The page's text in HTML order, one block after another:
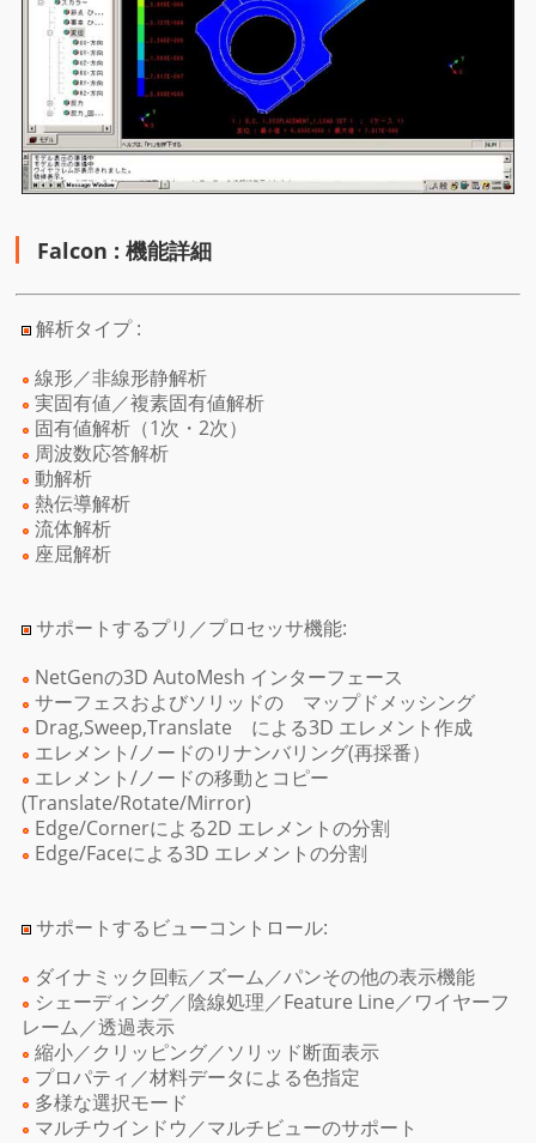
Falcon : 機能詳細
解析タイプ :
線形／非線形静解析
実固有値／複素固有値解析
固有値解析（1次・2次）
周波数応答解析
動解析
熱伝導解析
流体解析
座屈解析
サポートするプリ／プロセッサ機能:
NetGenの3D AutoMesh インターフェース
サーフェスおよびソリッドの マップドメッシング
Drag,Sweep,Translate による3D エレメント作成
エレメント/ノードのリナンバリング(再採番）
エレメント/ノードの移動とコピー
(Translate/Rotate/Mirror)
Edge/Cornerによる2D エレメントの分割
Edge/Faceによる3D エレメントの分割
サポートするビューコントロール:
ダイナミック回転／ズーム／パンその他の表示機能
シェーディング／陰線処理／Feature Line／ワイヤーフ
レーム／透過表示
縮小／クリッピング／ソリッド断面表示
プロパティ／材料データによる色指定
多様な選択モード
マルチウインドウ／マルチビューのサポート